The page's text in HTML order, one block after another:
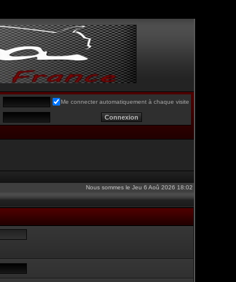
Me connecter automatiquement à chaque visite
Nous sommes le Jeu 6 Aoû 2026 18:02